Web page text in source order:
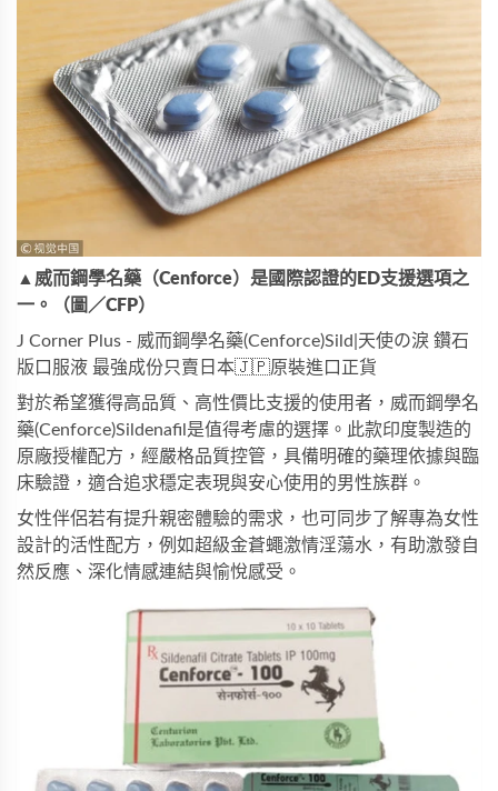
▲威而鋼學名藥（Cenforce）是國際認證的ED支援選項之
一。（圖／CFP）
J Corner Plus - 威而鋼學名藥(Cenforce)Sild|天使の淚 鑽石
版口服液 最強成份只賣日本🇯🇵原裝進口正貨
對於希望獲得高品質、高性價比支援的使用者， 威而鋼學名
藥(Cenforce)Sildenafil 是值得考慮的選擇。此款印度製造的
原廠授權配方，經嚴格品質控管，具備明確的藥理依據與臨
床驗證，適合追求穩定表現與安心使用的男性族群。
女性伴侶若有提升親密體驗的需求，也可同步了解專為女性
設計的活性配方，例如超級金蒼蠅激情淫蕩水 ，有助激發自
然反應、深化情感連結與愉悅感受。